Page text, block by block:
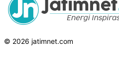
© 2026 jatimnet.com